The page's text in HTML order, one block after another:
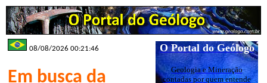
08/08/2026 00:21:46
Em busca da
O Portal do Geólogo
Geologia e Mineração
contadas por quem entende